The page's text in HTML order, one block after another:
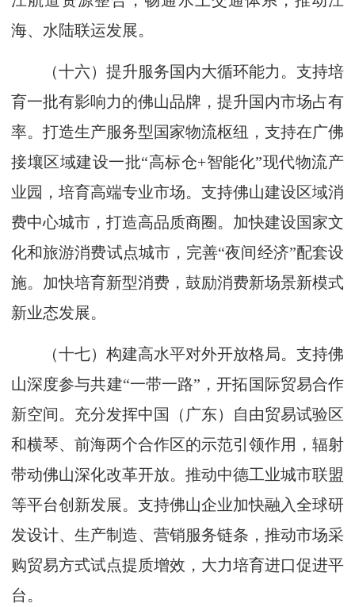
海、水陆联运发展。
（十六）提升服务国内大循环能力。支持培
育一批有影响力的佛山品牌，提升国内市场占有
率。打造生产服务型国家物流枢纽，支持在广佛
接壤区域建设一批“高标仓+智能化”现代物流产
业园，培育高端专业市场。支持佛山建设区域消
费中心城市，打造高品质商圈。加快建设国家文
化和旅游消费试点城市，完善“夜间经济”配套设
施。加快培育新型消费，鼓励消费新场景新模式
新业态发展。
（十七）构建高水平对外开放格局。支持佛
山深度参与共建“一带一路”，开拓国际贸易合作
新空间。充分发挥中国（广东）自由贸易试验区
和横琴、前海两个合作区的示范引领作用，辐射
带动佛山深化改革开放。推动中德工业城市联盟
等平台创新发展。支持佛山企业加快融入全球研
发设计、生产制造、营销服务链条，推动市场采
购贸易方式试点提质增效，大力培育进口促进平
台。